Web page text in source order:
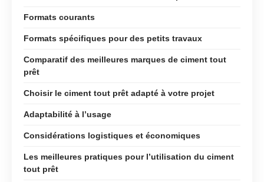
Formats courants
Formats spécifiques pour des petits travaux
Comparatif des meilleures marques de ciment tout
prêt
Choisir le ciment tout prêt adapté à votre projet
Adaptabilité à l’usage
Considérations logistiques et économiques
Les meilleures pratiques pour l’utilisation du ciment
tout prêt